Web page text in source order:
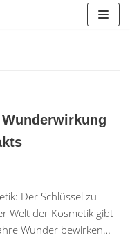
Der Schlüssel zu
Welt der Kosmetik gibt
Wunder bewirken…